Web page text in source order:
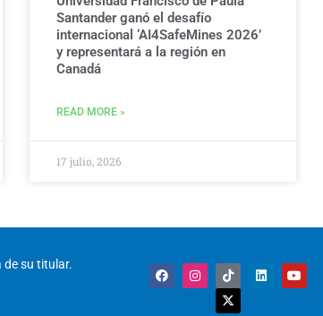
Santander ganó el desafío
internacional ‘AI4SafeMines 2026’
y representará a la región en
Canadá
READ MORE »
17 julio, 2026
de su titular.
F
a
c
I
n
s
T
i
k
t
L
i
Y
o
u
X
-
t
w